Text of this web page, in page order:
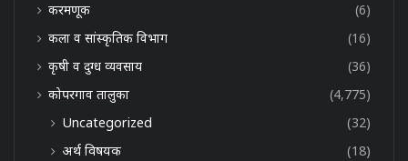
करमणूक
(6)
कला व सांस्कृतिक विभाग
(16)
कृषी व दुग्ध व्यवसाय
(36)
कोपरगाव तालुका
(4,775)
Uncategorized
(32)
अर्थ विषयक
(18)